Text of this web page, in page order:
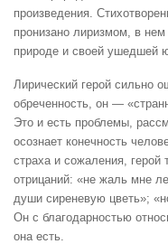
произведения.
пронизано лиризмом, в
природе и своей ушедшей
Лирический герой сильно
обреченность, он —
Это и есть проблемы,
осознает конечность
страха и сожаления, герой
отрицаний: «не жаль мне
души сиреневую цветь»;
Он с благодарностью
она есть.